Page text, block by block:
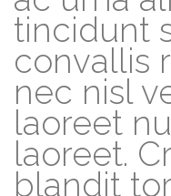
tincidunt
convallis
nec nisl
laoreet
laoreet.
blandit